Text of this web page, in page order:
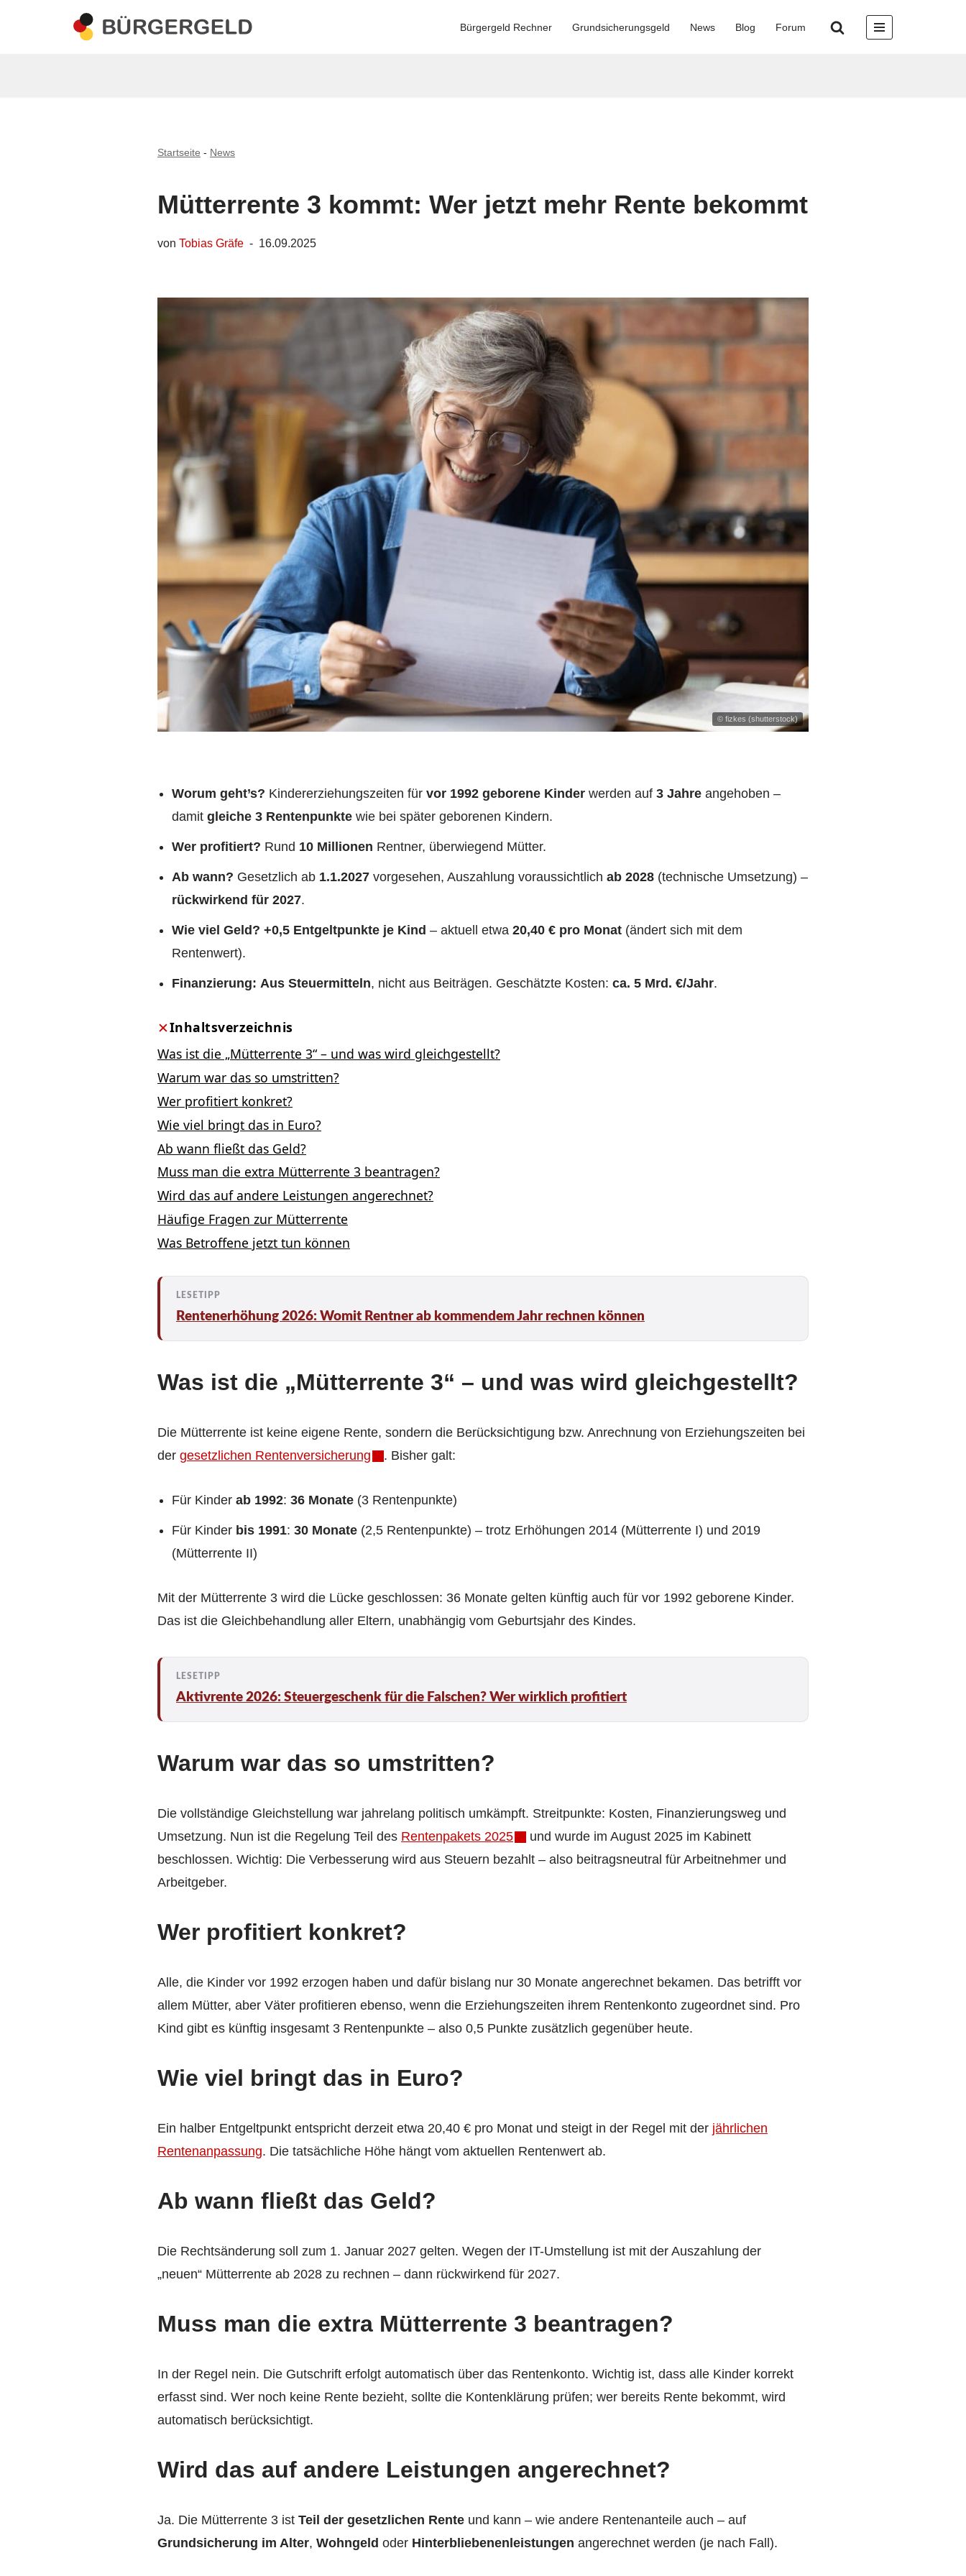
Bürgergeld Rechner Grundsicherungsgeld News Blog Forum
Startseite - News
Mütterrente 3 kommt: Wer jetzt mehr Rente bekommt
von Tobias Gräfe 16.09.2025
© fizkes (shutterstock)
Worum geht’s? Kindererziehungszeiten für vor 1992 geborene Kinder werden auf 3 Jahre angehoben –
damit gleiche 3 Rentenpunkte wie bei später geborenen Kindern.
Wer profitiert? Rund 10 Millionen Rentner, überwiegend Mütter.
Ab wann? Gesetzlich ab 1.1.2027 vorgesehen, Auszahlung voraussichtlich ab 2028 (technische Umsetzung) –
rückwirkend für 2027.
Wie viel Geld? +0,5 Entgeltpunkte je Kind – aktuell etwa 20,40 € pro Monat (ändert sich mit dem
Rentenwert).
Finanzierung: Aus Steuermitteln, nicht aus Beiträgen. Geschätzte Kosten: ca. 5 Mrd. €/Jahr.
Inhaltsverzeichnis
Was ist die „Mütterrente 3“ – und was wird gleichgestellt?
Warum war das so umstritten?
Wer profitiert konkret?
Wie viel bringt das in Euro?
Ab wann fließt das Geld?
Muss man die extra Mütterrente 3 beantragen?
Wird das auf andere Leistungen angerechnet?
Häufige Fragen zur Mütterrente
Was Betroffene jetzt tun können
Rentenerhöhung 2026: Womit Rentner ab kommendem Jahr rechnen können
Was ist die „Mütterrente 3“ – und was wird gleichgestellt?
Die Mütterrente ist keine eigene Rente, sondern die Berücksichtigung bzw. Anrechnung von Erziehungszeiten bei
der gesetzlichen Rentenversicherung . Bisher galt:
Für Kinder ab 1992: 36 Monate (3 Rentenpunkte)
Für Kinder bis 1991: 30 Monate (2,5 Rentenpunkte) – trotz Erhöhungen 2014 (Mütterrente I) und 2019
(Mütterrente II)
Mit der Mütterrente 3 wird die Lücke geschlossen: 36 Monate gelten künftig auch für vor 1992 geborene Kinder.
Das ist die Gleichbehandlung aller Eltern, unabhängig vom Geburtsjahr des Kindes.
Aktivrente 2026: Steuergeschenk für die Falschen? Wer wirklich profitiert
Warum war das so umstritten?
Die vollständige Gleichstellung war jahrelang politisch umkämpft. Streitpunkte: Kosten, Finanzierungsweg und
Umsetzung. Nun ist die Regelung Teil des Rentenpakets 2025
und wurde im August 2025 im Kabinett
beschlossen. Wichtig: Die Verbesserung wird aus Steuern bezahlt – also beitragsneutral für Arbeitnehmer und
Arbeitgeber.
Wer profitiert konkret?
Alle, die Kinder vor 1992 erzogen haben und dafür bislang nur 30 Monate angerechnet bekamen. Das betrifft vor
allem Mütter, aber Väter profitieren ebenso, wenn die Erziehungszeiten ihrem Rentenkonto zugeordnet sind. Pro
Kind gibt es künftig insgesamt 3 Rentenpunkte – also 0,5 Punkte zusätzlich gegenüber heute.
Wie viel bringt das in Euro?
Ein halber Entgeltpunkt entspricht derzeit etwa 20,40 € pro Monat und steigt in der Regel mit der jährlichen
Rentenanpassung. Die tatsächliche Höhe hängt vom aktuellen Rentenwert ab.
Ab wann fließt das Geld?
Die Rechtsänderung soll zum 1. Januar 2027 gelten. Wegen der IT-Umstellung ist mit der Auszahlung der
„neuen“ Mütterrente ab 2028 zu rechnen – dann rückwirkend für 2027.
Muss man die extra Mütterrente 3 beantragen?
In der Regel nein. Die Gutschrift erfolgt automatisch über das Rentenkonto. Wichtig ist, dass alle Kinder korrekt
erfasst sind. Wer noch keine Rente bezieht, sollte die Kontenklärung prüfen; wer bereits Rente bekommt, wird
automatisch berücksichtigt.
Wird das auf andere Leistungen angerechnet?
Ja. Die Mütterrente 3 ist Teil der gesetzlichen Rente und kann – wie andere Rentenanteile auch – auf
Grundsicherung im Alter, Wohngeld oder Hinterbliebenenleistungen angerechnet werden (je nach Fall).